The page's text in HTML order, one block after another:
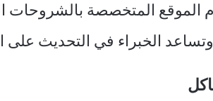
الموقع المتخصصة بالشروحات
الخبراء في التحديث على